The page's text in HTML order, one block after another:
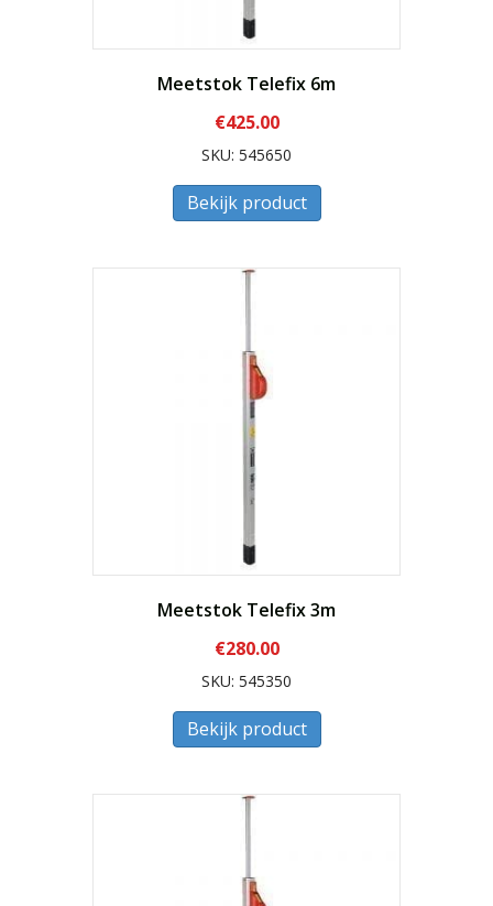
Meetstok Telefix 6m
€425.00
SKU: 545650
Bekijk product
Meetstok Telefix 3m
€280.00
SKU: 545350
Bekijk product